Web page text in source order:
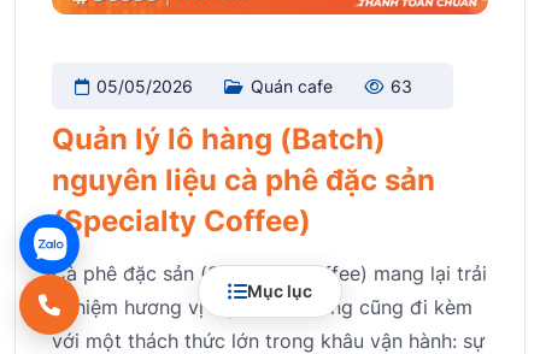
Mục lục
05/05/2026 Quán cafe 63
Quản lý lô hàng (Batch)
nguyên liệu cà phê đặc sản
(Specialty Coffee)
Cà phê đặc sản (Specialty Coffee) mang lại trải
nghiệm hương vị tuyệt vời nhưng cũng đi kèm
với một thách thức lớn trong khâu vận hành: sự